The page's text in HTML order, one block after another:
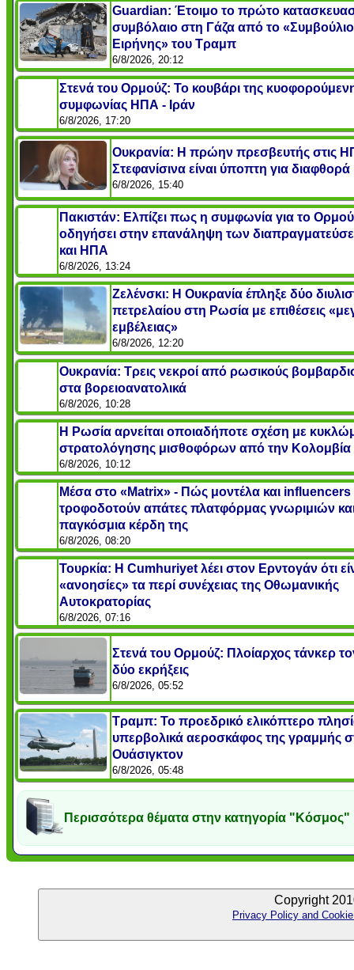
Guardian: Έτοιμο το πρώτο
συμβόλαιο στη Γάζα από το «Συμβούλιο
Ειρήνης» του Τραμπ
6/8/2026, 20:12
Στενά του Ορμούζ: Το κουβάρι της
συμφωνίας ΗΠΑ - Ιράν
6/8/2026, 17:20
Ουκρανία: Η πρώην πρεσβευτής στις
Στεφανίσινα είναι ύποπτη για διαφθορά
6/8/2026, 15:40
Πακιστάν: Ελπίζει πως η συμφωνία για το
οδηγήσει στην επανάληψη των
και ΗΠΑ
6/8/2026, 13:24
Ζελένσκι: Η Ουκρανία έπληξε δύο
πετρελαίου στη Ρωσία με επιθέσεις
εμβέλειας»
6/8/2026, 12:20
Ουκρανία: Τρεις νεκροί από ρωσικούς
στα βορειοανατολικά
6/8/2026, 10:28
Η Ρωσία αρνείται οποιαδήποτε σχέση με
στρατολόγησης μισθοφόρων από την Κολομβία
6/8/2026, 10:12
Μέσα στο «Matrix» - Πώς μοντέλα και influencers
τροφοδοτούν απάτες πλατφόρμας γνωριμιών
παγκόσμια κέρδη της
6/8/2026, 08:20
Τουρκία: Η Cumhuriyet λέει στον Ερντογάν ότι
«ανοησίες» τα περί συνέχειας της Οθωμανικής
Αυτοκρατορίας
6/8/2026, 07:16
Στενά του Ορμούζ: Πλοίαρχος τάνκερ
δύο εκρήξεις
6/8/2026, 05:52
Τραμπ: Το προεδρικό ελικόπτερο
υπερβολικά αεροσκάφος της γραμμής
Ουάσιγκτον
6/8/2026, 05:48
Περισσότερα θέματα στην κατηγορία "Κόσμος"
Copyright
Privacy Policy and